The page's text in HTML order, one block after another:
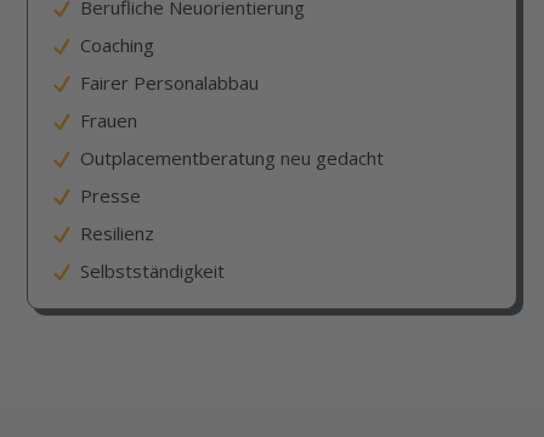
Berufliche Neuorientierung
Coaching
Fairer Personalabbau
Frauen
Outplacementberatung neu gedacht
Presse
Resilienz
Selbstständigkeit